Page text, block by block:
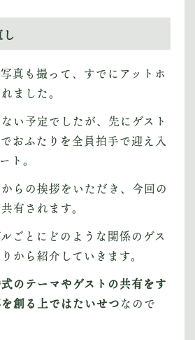
真も撮って、すでにアットホ
ました。
い予定でしたが、先にゲスト
おふたりを全員拍手で迎え入
ト。
らの挨拶をいただき、今回の
有されます。
ごとにどのような関係のゲス
から紹介していきます。
のテーマやゲストの共有をす
創る上ではたいせつなので